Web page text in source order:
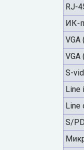
RJ-
ИК-
VGA
VGA
S-
Line
Line
S/